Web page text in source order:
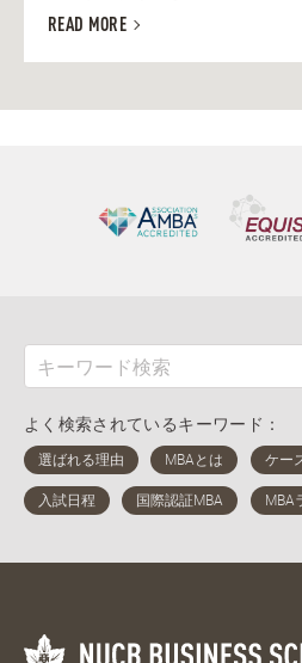
READ MORE
よく検索されているキーワード：